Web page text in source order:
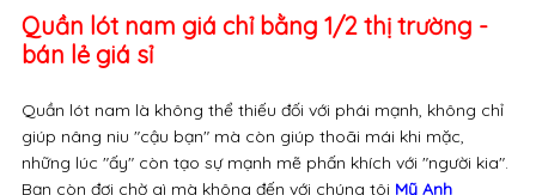
CHI TIẾT SẢN PHẨM
Quần lót nam giá chỉ bằng 1/2 thị trường -
bán lẻ giá sỉ